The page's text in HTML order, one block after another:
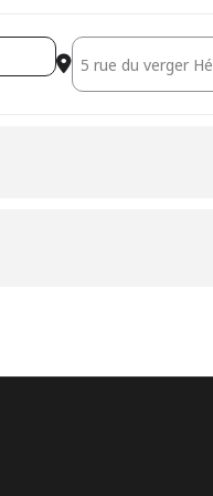
Destination